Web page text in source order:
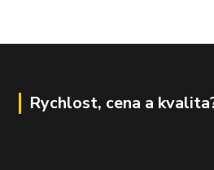
Rychlost, cena a